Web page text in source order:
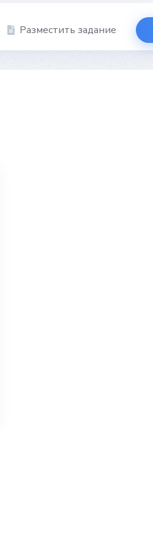
Разместить задание